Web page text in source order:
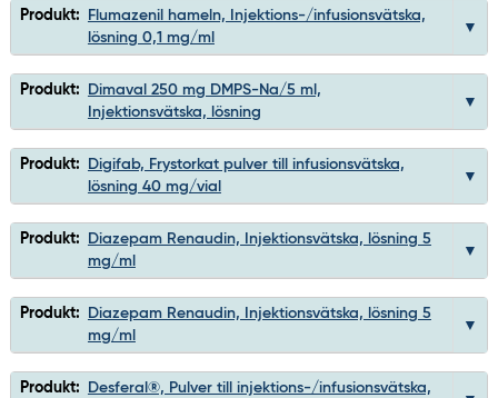
Produkt:
Flumazenil hameln, Injektions-/infusionsvätska,
lösning 0,1 mg/ml
Produkt:
Dimaval 250 mg DMPS-Na/5 ml,
Injektionsvätska, lösning
Produkt:
Digifab, Frystorkat pulver till infusionsvätska,
lösning 40 mg/vial
Produkt:
Diazepam Renaudin, Injektionsvätska, lösning 5
mg/ml
Produkt:
Diazepam Renaudin, Injektionsvätska, lösning 5
mg/ml
Produkt:
Desferal®, Pulver till injektions-/infusionsvätska,